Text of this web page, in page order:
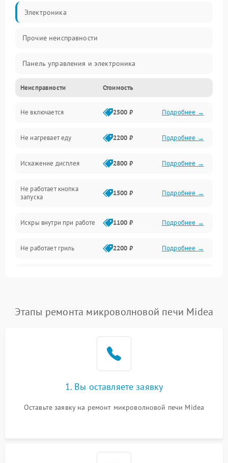
Электроника
Прочие неисправности
Панель управления и электроника
Дверца и корпус
Механика и внутренние элементы
Механические повреждения
Питание и запуск
Нагрев и приготовление
Программное обеспечение
Неисправности Стоимость
Не включается 2500 ₽ Подробнее →
Не нагревает еду 2200 ₽ Подробнее →
Искажение дисплея 2800 ₽ Подробнее →
Не работает кнопка
запуска
1500 ₽ Подробнее →
Искры внутри при работе 1100 ₽ Подробнее →
Не работает гриль 2200 ₽ Подробнее →
Подробнее →
2200 ₽
Не работают сенсорные
1000 ₽
Этапы ремонта микроволновой печи Midea
1. Вы оставляете заявку
Оставьте заявку на ремонт микроволновой печи Midea